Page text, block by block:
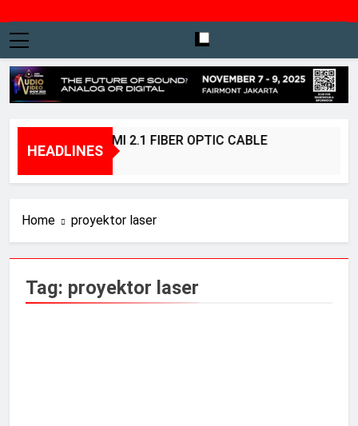
HEADLINES
BRIDGEE – HDMI 2.1 FIBER OPTIC CABLE
Home proyektor laser
Tag: proyektor laser